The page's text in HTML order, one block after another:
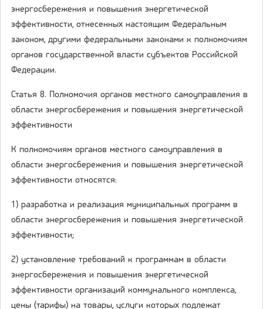
энергосбережения и повышения энергетической
эффективности, отнесенных настоящим Федеральным
законом, другими федеральными законами к полномочиям
органов государственной власти субъектов Российской
Федерации.
Статья 8. Полномочия органов местного самоуправления в
области энергосбережения и повышения энергетической
эффективности
К полномочиям органов местного самоуправления в
области энергосбережения и повышения энергетической
эффективности относятся:
1) разработка и реализация муниципальных программ в
области энергосбережения и повышения энергетической
эффективности;
2) установление требований к программам в области
энергосбережения и повышения энергетической
эффективности организаций коммунального комплекса,
цены (тарифы) на товары, услуги которых подлежат